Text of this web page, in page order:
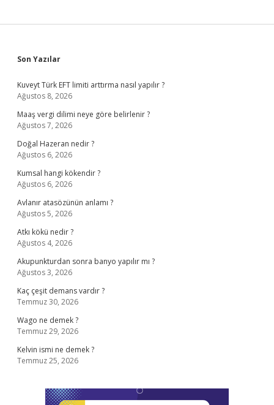
Sidebar
Son Yazılar
Kuveyt Türk EFT limiti arttırma nasıl yapılır ?
Ağustos 8, 2026
Maaş vergi dilimi neye göre belirlenir ?
Ağustos 7, 2026
Doğal Hazeran nedir ?
Ağustos 6, 2026
Kumsal hangi kökendir ?
Ağustos 6, 2026
Avlanır atasözünün anlamı ?
Ağustos 5, 2026
Atkı kökü nedir ?
Ağustos 4, 2026
Akupunkturdan sonra banyo yapılır mı ?
Ağustos 3, 2026
Kaç çeşit demans vardır ?
Temmuz 30, 2026
Wago ne demek ?
Temmuz 29, 2026
Kelvin ismi ne demek ?
Temmuz 25, 2026